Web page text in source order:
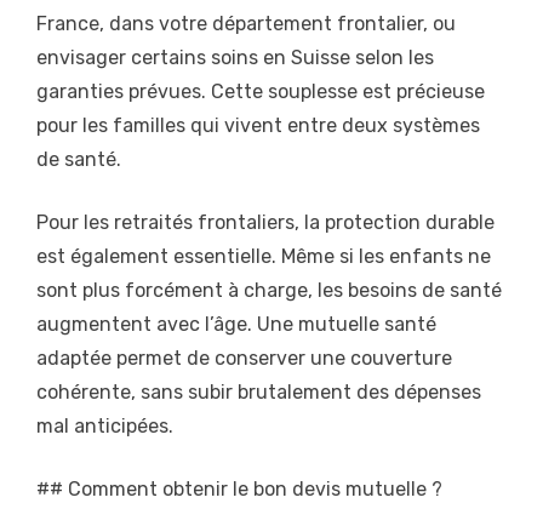
France, dans votre département frontalier, ou
envisager certains soins en Suisse selon les
garanties prévues. Cette souplesse est précieuse
pour les familles qui vivent entre deux systèmes
de santé.
Pour les retraités frontaliers, la protection durable
est également essentielle. Même si les enfants ne
sont plus forcément à charge, les besoins de santé
augmentent avec l’âge. Une mutuelle santé
adaptée permet de conserver une couverture
cohérente, sans subir brutalement des dépenses
mal anticipées.
## Comment obtenir le bon devis mutuelle ?